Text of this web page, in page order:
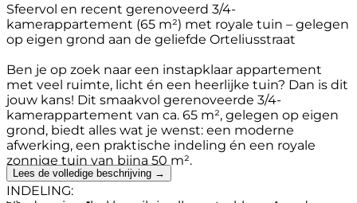
Sfeervol en recent gerenoveerd 3/4-
kamerappartement (65 m²) met royale tuin – gelegen
op eigen grond aan de geliefde Orteliusstraat
Ben je op zoek naar een instapklaar appartement
met veel ruimte, licht én een heerlijke tuin? Dan is dit
jouw kans! Dit smaakvol gerenoveerde 3/4-
kamerappartement van ca. 65 m², gelegen op eigen
grond, biedt alles wat je wenst: een moderne
afwerking, een praktische indeling én een royale
zonnige tuin van bijna 50 m².
INDELING:
Lees de volledige beschrijving →